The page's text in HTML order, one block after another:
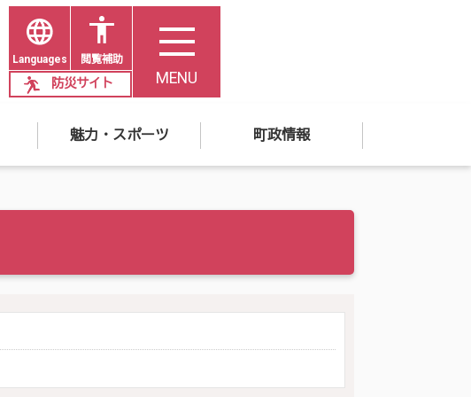
Languages 閲覧補助
防災サイト MENU
魅力・スポーツ 町政情報